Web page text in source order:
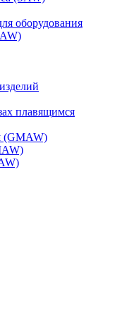
оборудования
плавящимся
(GMAW)